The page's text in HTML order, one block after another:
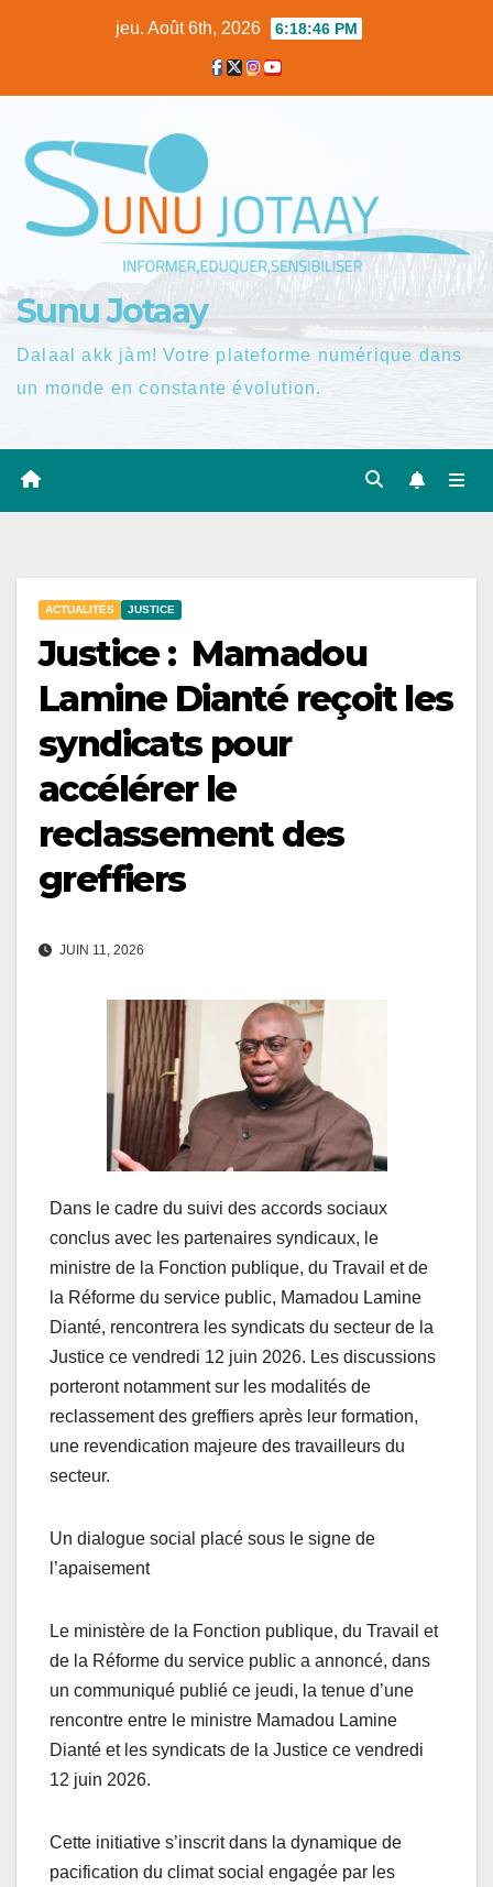
jeu. Août 6th, 2026 6:18:47 PM
Sunu Jotaay
Dalaal akk jàm! Votre plateforme numérique dans
un monde en constante évolution.
ACTUALITÉS JUSTICE
Justice : Mamadou
Lamine Dianté reçoit les
syndicats pour
accélérer le
reclassement des
greffiers
JUIN 11, 2026
Dans le cadre du suivi des accords sociaux
conclus avec les partenaires syndicaux, le
ministre de la Fonction publique, du Travail et de
la Réforme du service public, Mamadou Lamine
Dianté, rencontrera les syndicats du secteur de la
Justice ce vendredi 12 juin 2026. Les discussions
porteront notamment sur les modalités de
reclassement des greffiers après leur formation,
une revendication majeure des travailleurs du
secteur.
Un dialogue social placé sous le signe de
l’apaisement
Le ministère de la Fonction publique, du Travail et
de la Réforme du service public a annoncé, dans
un communiqué publié ce jeudi, la tenue d’une
rencontre entre le ministre Mamadou Lamine
Dianté et les syndicats de la Justice ce vendredi
12 juin 2026.
Cette initiative s’inscrit dans la dynamique de
pacification du climat social engagée par les